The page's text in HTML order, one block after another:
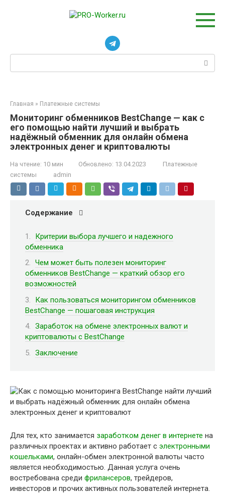
Главная » Платежные системы
Мониторинг обменников BestChange — как с
его помощью найти лучший и выбрать
надёжный обменник для онлайн обмена
электронных денег и криптовалюты
На чтение: 10 мин Обновлено: 13.04.2023
Платежные
системы
admin
Содержание
Критерии выбора лучшего и надежного
обменника
Чем может быть полезен мониторинг
обменников BestChange — краткий обзор его
возможностей
Как пользоваться мониторингом обменников
BestChange — пошаговая инструкция
Заработок на обмене электронных валют и
криптовалюты с BestChange
Заключение
Для тех, кто занимается заработком денег в интернете на
различных проектах и активно работает с электронными
кошельками, онлайн-обмен электронной валюты часто
является необходимостью. Данная услуга очень
востребована среди фрилансеров, трейдеров,
инвесторов и прочих активных пользователей интернета.